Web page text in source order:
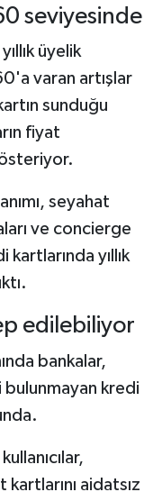
seviyesinde
üyelik
varan artışlar
sunduğu
fiyat
seyahat
ve concierge
yıllık
edilebiliyor
bankalar,
bulunmayan kredi
aidatsız